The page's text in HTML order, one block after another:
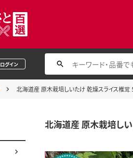
ログイン
北海道産 原木栽培しいたけ 乾燥スライス椎
北海道産 原木栽培し